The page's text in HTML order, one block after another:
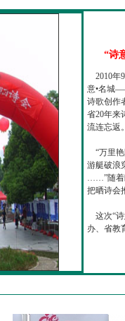
“诗
2010年
意•名城
诗歌创作
省20年来
流连忘返
“万里艳
游艇破浪
……”随着
把晒诗会
这次“诗
办、省教